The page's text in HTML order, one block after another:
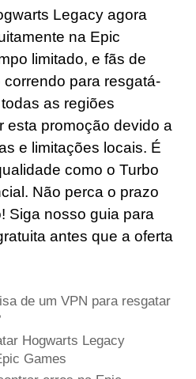
Legacy agora
na Epic
limitado, e fãs de
para resgatá-
as regiões
esta promoção devido a
e limitações locais. É
como o Turbo
Não perca o prazo
Siga nosso guia para
antes que a oferta
de um VPN para resgatar
Hogwarts Legacy
Games